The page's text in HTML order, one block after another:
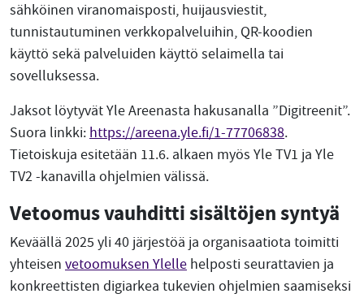
sähköinen viranomaisposti, huijausviestit,
tunnistautuminen verkkopalveluihin, QR-koodien
käyttö sekä palveluiden käyttö selaimella tai
sovelluksessa.
Jaksot löytyvät Yle Areenasta hakusanalla ”Digitreenit”.
Suora linkki: https://areena.yle.fi/1-77706838.
Tietoiskuja esitetään 11.6. alkaen myös Yle TV1 ja Yle
TV2 -kanavilla ohjelmien välissä.
Vetoomus vauhditti sisältöjen syntyä
Keväällä 2025 yli 40 järjestöä ja organisaatiota toimitti
yhteisen vetoomuksen Ylelle helposti seurattavien ja
konkreettisten digiarkea tukevien ohjelmien saamiseksi